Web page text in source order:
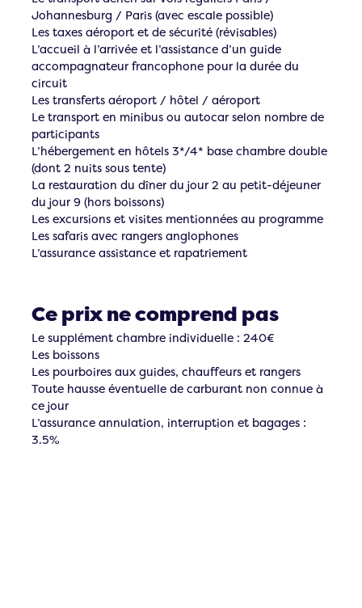
Johannesburg / Paris (avec escale possible)
Les taxes aéroport et de sécurité (révisables)
L’accueil à l’arrivée et l’assistance d’un guide
accompagnateur francophone pour la durée du
circuit
Les transferts aéroport / hôtel / aéroport
Le transport en minibus ou autocar selon nombre de
participants
L’hébergement en hôtels 3*/4* base chambre double
(dont 2 nuits sous tente)
La restauration du dîner du jour 2 au petit-déjeuner
du jour 9 (hors boissons)
Les excursions et visites mentionnées au programme
Les safaris avec rangers anglophones
L’assurance assistance et rapatriement
Ce prix ne comprend pas
Le supplément chambre individuelle : 240€
Les boissons
Les pourboires aux guides, chauffeurs et rangers
Toute hausse éventuelle de carburant non connue à
ce jour
L’assurance annulation, interruption et bagages :
3.5%